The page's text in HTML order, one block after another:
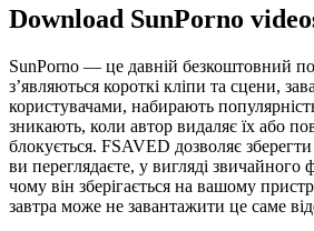
Download SunPorno
SunPorno — це давній безкоштовний
з’являються короткі кліпи та сцени,
користувачами, набирають
зникають, коли автор видаляє їх або
блокується. FSAVED дозволяє
ви переглядаєте, у вигляді звичайного
чому він зберігається на вашому
завтра може не завантажити це саме